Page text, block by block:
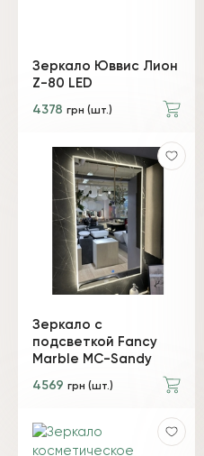
Зеркало Юввис Лион
Z-80 LED
4378 грн (шт.)
Зеркало с
подсветкой Fancy
Marble MC-Sandy
4569 грн (шт.)